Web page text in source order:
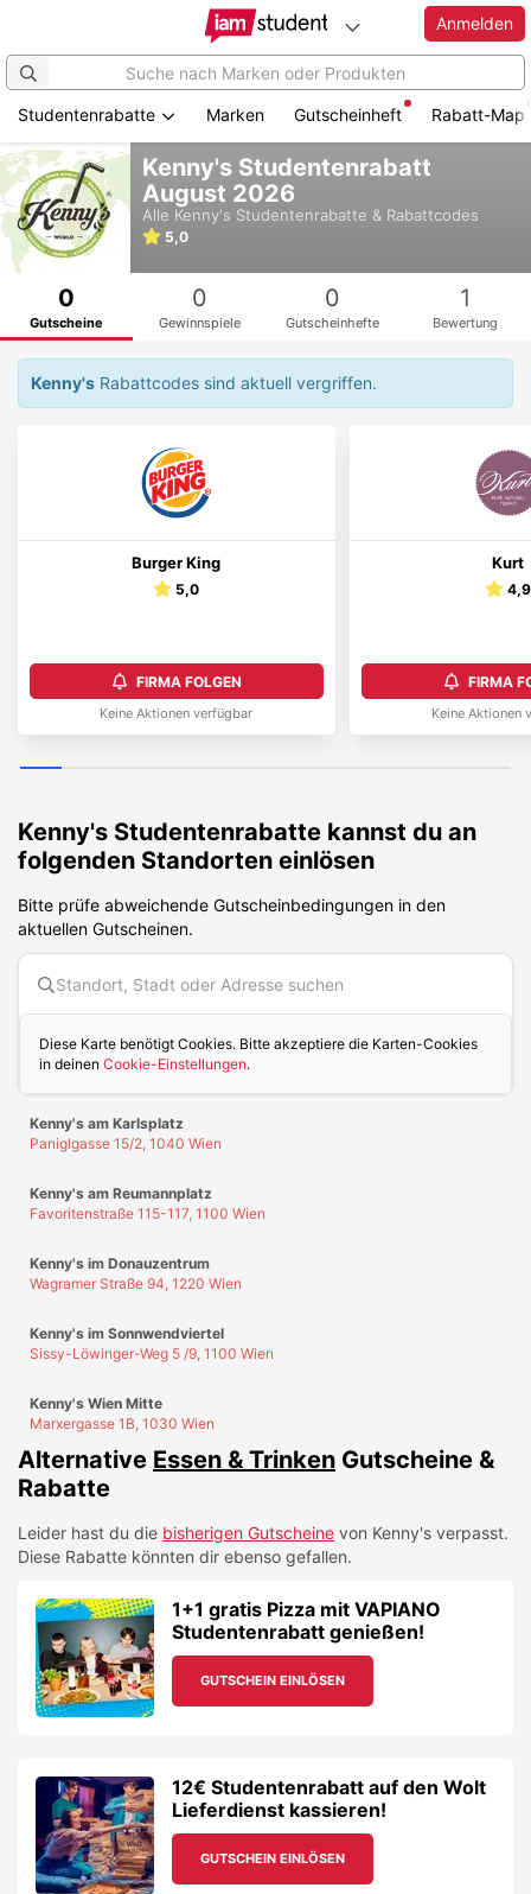
Zum
Hauptinhalt
springen
Anmelden
Studentenrabatte Marken Gutscheinheft Rabatt-Map
Kenny's Studentenrabatt
August 2026
Alle Kenny's Studentenrabatte & Rabattcodes
5,0
0
Gutscheine
0
Gewinnspiele
0
Gutscheinhefte
1
Bewertung
Kenny's Rabattcodes sind aktuell vergriffen.
Burger King
5,0
FIRMA FOLGEN
Keine Aktionen verfügbar
Kurt
4,9
FIRMA
Keine Aktionen
Kenny's Studentenrabatte kannst du an
folgenden Standorten einlösen
Bitte prüfe abweichende Gutscheinbedingungen in den
aktuellen Gutscheinen.
Diese Karte benötigt Cookies. Bitte akzeptiere die Karten-Cookies
in deinen Cookie-Einstellungen.
Kenny's am Karlsplatz
Paniglgasse 15/2, 1040 Wien
Kenny's am Reumannplatz
Favoritenstraße 115-117, 1100 Wien
Kenny's im Donauzentrum
Wagramer Straße 94, 1220 Wien
Kenny's im Sonnwendviertel
Sissy-Löwinger-Weg 5 /9, 1100 Wien
Kenny's Wien Mitte
Marxergasse 1B, 1030 Wien
Alternative Essen & Trinken Gutscheine &
Rabatte
Leider hast du die bisherigen Gutscheine von Kenny's verpasst.
Diese Rabatte könnten dir ebenso gefallen.
1+1 gratis Pizza mit VAPIANO
Studentenrabatt genießen!
GUTSCHEIN EINLÖSEN
12€ Studentenrabatt auf den Wolt
Lieferdienst kassieren!
GUTSCHEIN EINLÖSEN